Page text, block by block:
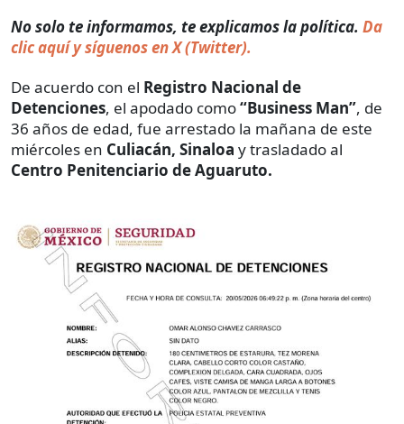
No solo te informamos, te explicamos la política. Da
clic aquí y síguenos en X (Twitter).
De acuerdo con el Registro Nacional de
Detenciones, el apodado como“Business Man”, de
36 años de edad, fue arrestado la mañana de este
miércoles en Culiacán, Sinaloa y trasladado al
Centro Penitenciario de Aguaruto.